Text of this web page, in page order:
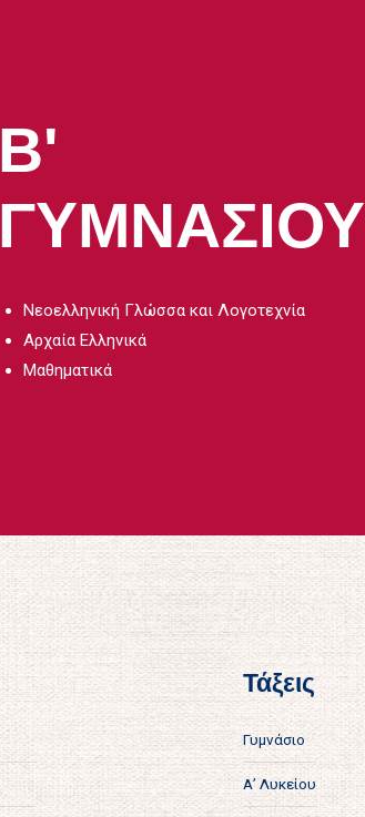
Β'
ΓΥΜΝΑΣΙΟΥ
Νεοελληνική Γλώσσα και Λογοτεχνία
Αρχαία Ελληνικά
Μαθηματικά
Τάξεις
Γυμνάσιο
Α’ Λυκείου